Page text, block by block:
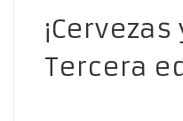
Tercera